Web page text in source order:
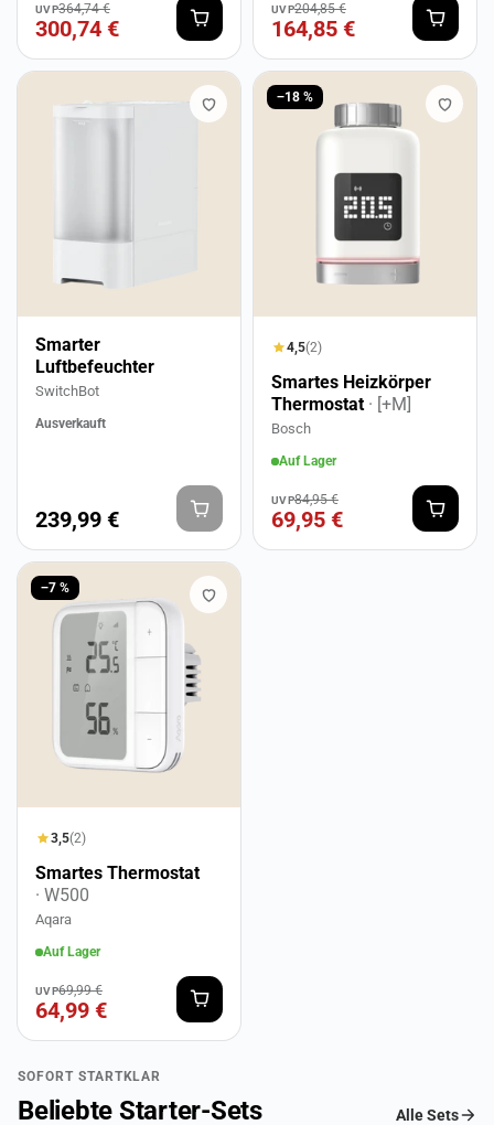
UVP364,74 €
300,74 €
UVP204,85 €
164,85 €
Smarter
Luftbefeuchter
SwitchBot
Ausverkauft
239,99 €
−18 %
4,5(2)
Smartes Heizkörper
Thermostat · [+M]
Bosch
Auf Lager
UVP84,95 €
69,95 €
−7 %
3,5(2)
Smartes Thermostat
· W500
Aqara
Auf Lager
UVP69,99 €
64,99 €
SOFORT STARTKLAR
Beliebte Starter-Sets Alle Sets